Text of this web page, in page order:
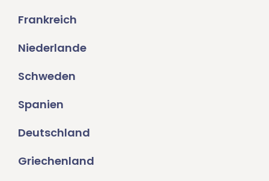
Frankreich
Niederlande
Schweden
Spanien
Deutschland
Griechenland